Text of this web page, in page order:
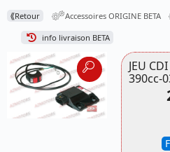
⟪Retour Accessoires ORIGINE BETA
info livraison BETA
JEU
390cc-